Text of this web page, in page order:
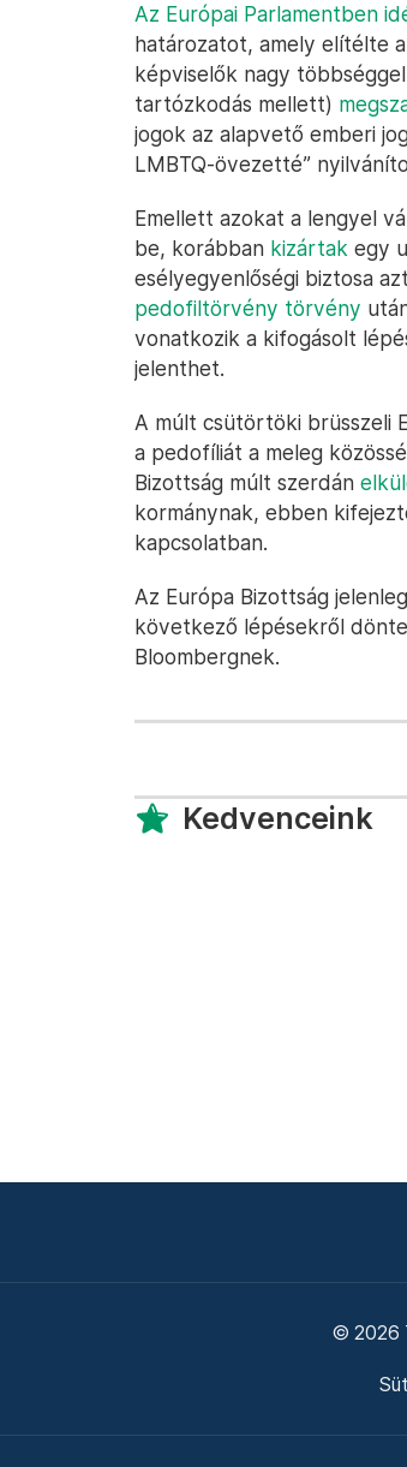
Az Európai Parlamentben
határozatot, amely elítélte
képviselők nagy
tartózkodás mellett)
jogok az alapvető emberi
LMBTQ-övezetté”
Emellett azokat a lengyel
be, korábban kizártak egy
esélyegyenlőségi biztosa
pedofiltörvény törvény
vonatkozik a kifogásolt
jelenthet.
A múlt csütörtöki brüsszeli
a pedofíliát a meleg
Bizottság múlt szerdán
kormánynak, ebben
kapcsolatban.
Az Európa Bizottság
következő lépésekről
Bloombergnek.
Kedvenceink
© 2026